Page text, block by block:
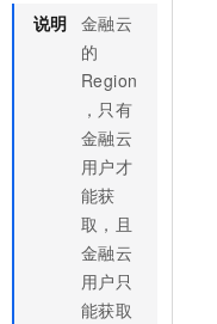
说明 金融云
的
Region
，只有
金融云
用户才
能获
取，且
金融云
用户只
能获取